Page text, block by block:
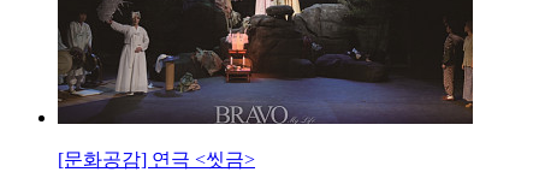
[문화공감] 연극 <씻금>